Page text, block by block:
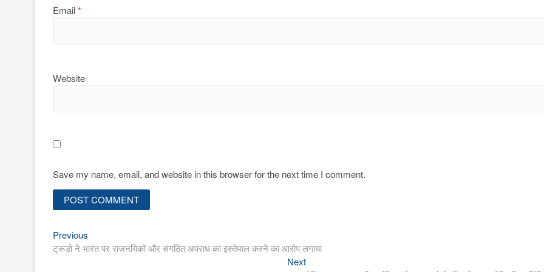
Email*
Website
Save my name, email, and website in this browser for the next time I comment.
Post
navigation
Previous
post:
ट्रूडो ने भारत पर राजनयिकों और संगठित अपराध का इस्तेमाल करने का आरोप लगाया
NextNext